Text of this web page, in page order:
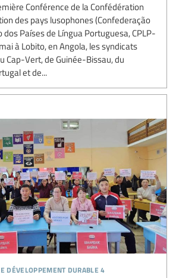
Conférence de la Confédération
des pays lusophones (Confederação
dos Países de Língua Portuguesa, CPLP-
à Lobito, en Angola, les syndicats
Cap-Vert, de Guinée-Bissau, du
et de...
développement durable 4